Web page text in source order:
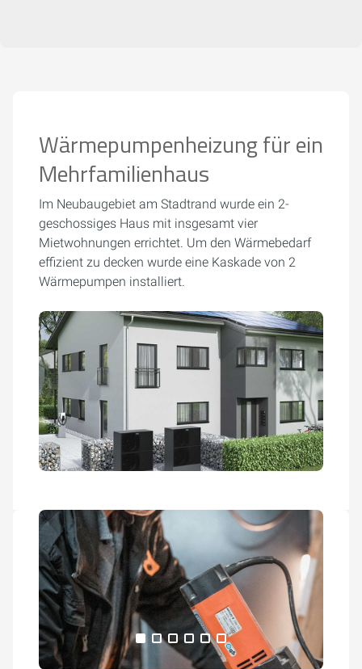
Wärmepumpenheizung für ein
Mehrfamilienhaus
Im Neubaugebiet am Stadtrand wurde ein 2-
geschossiges Haus mit insgesamt vier
Mietwohnungen errichtet. Um den Wärmebedarf
effizient zu decken wurde eine Kaskade von 2
Wärmepumpen installiert.
Alle Medien anzeigen